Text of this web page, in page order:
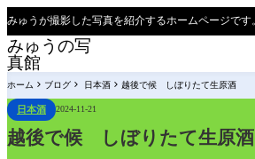
みゅうの写
真館
ホーム ブログ 日本酒 越後で候 しぼりたて生原酒
日本酒 2024-11-21
越後で候 しぼりたて生原酒